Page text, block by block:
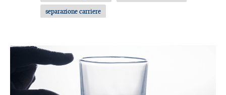
separazione carriere